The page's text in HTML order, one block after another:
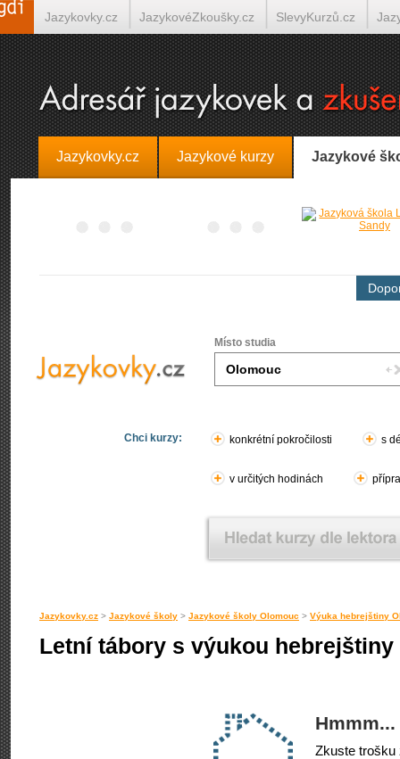
Jazykovky.cz Jazykové kurzy Jazykové
Místo studia
Chci kurzy: konkrétní pokročilosti s
v určitých hodinách
Jazykovky.cz > Jazykové školy > Jazykové školy Olomouc > Výuka hebrejštiny
Letní tábory s výukou
Zkuste trošku
Jazykovky.cz JazykovéZkoušky.cz SlevyKurzů.cz
Španělština on-line Italština on-line Tlumočení-